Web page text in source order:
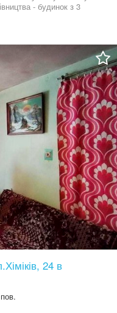
- будинок з 3
кухня, лоджія,
автономне джерело
маяки,
Розтермінування,
24 в